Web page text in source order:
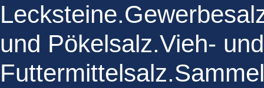
Lecksteine.
und Pökelsalz.Vieh- und
Futtermittelsalz.